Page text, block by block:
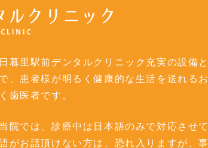
日暮里駅前デンタルクリニック充実の設備
で、患者様が明るく健康的な生活を送れる
く歯医者です。
当院では、診療中は日本語のみで対応させ
がお話頂けない方は、恐れ入りますが、